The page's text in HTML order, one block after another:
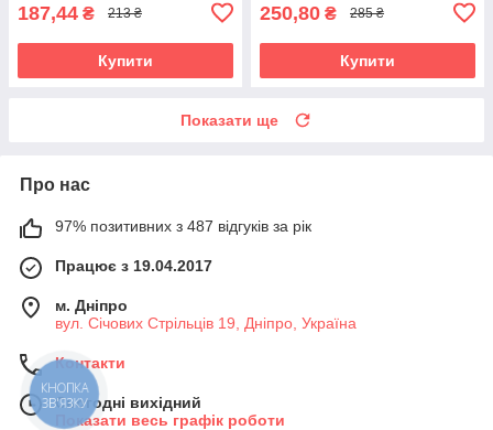
187,44 ₴ 213 ₴
Купити
250,80 ₴ 285 ₴
Купити
Показати ще
Про нас
97% позитивних з 487 відгуків за рік
Працює з 19.04.2017
м. Дніпро
вул. Січових Стрільців 19, Дніпро, Україна
Контакти
Сьогодні вихідний
Показати весь графік роботи
КНОПКА
ЗВ'ЯЗКУ